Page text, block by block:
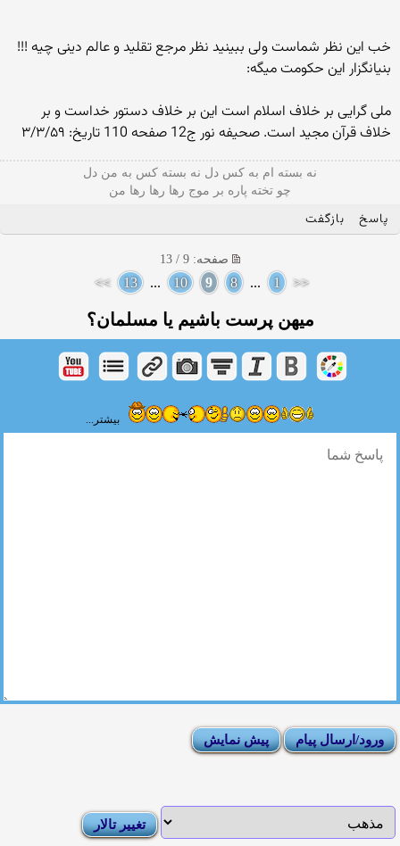
خب این نظر شماست ولی ببینید نظر مرجع تقلید و عالم دینی چیه !!!
بنیانگزار این حکومت میگه:
ملی گرایی بر خلاف اسلام است این بر خلاف دستور خداست و بر
خلاف قرآن مجید است. صحیفه نور ج12 صفحه 110 تاریخ: ۳/۳/۵۹
نه بسته ام به کس دل نه بسته کس به من دل
چو تخته پاره بر موج رها رها رها من
پاسخ بازگفت
صفحه: 9 / 13
<<
1
...
8
9
10
...
13
>>
میهن پرست باشیم یا مسلمان؟
بیشتر...